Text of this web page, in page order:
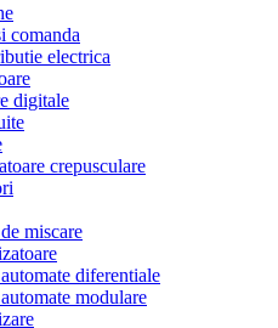
comanda
electrica
digitale
crepusculare
miscare
diferentiale
modulare